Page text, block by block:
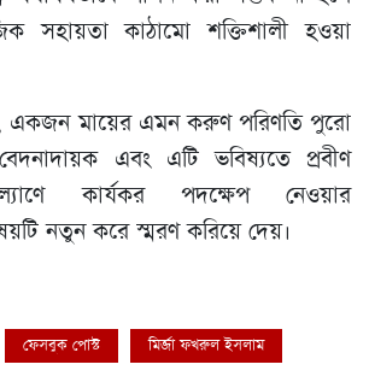
সহায়তা কাঠামো শক্তিশালী হওয়া
একজন মায়ের এমন করুণ পরিণতি পুরো
এবং এটি ভবিষ্যতে প্রবীণ
কার্যকর পদক্ষেপ নেওয়ার
নতুন করে স্মরণ করিয়ে দেয়।
ফেসবুক পোস্ট মির্জা ফখরুল ইসলাম